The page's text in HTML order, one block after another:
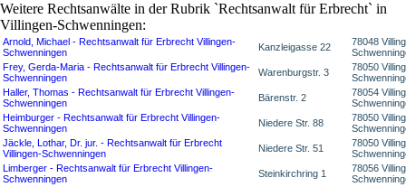
Weitere Rechtsanwälte in der Rubrik `Rechtsanwalt für Erbrecht` in
Villingen-Schwenningen:
Arnold, Michael - Rechtsanwalt für Erbrecht Villingen-
Schwenningen
Kanzleigasse 22
78048
Frey, Gerda-Maria - Rechtsanwalt für Erbrecht Villingen-
Schwenningen
Warenburgstr. 3
78050
Haller, Thomas - Rechtsanwalt für Erbrecht Villingen-
Schwenningen
Bärenstr. 2
78054
Heimburger - Rechtsanwalt für Erbrecht Villingen-
Schwenningen
Niedere Str. 88
78050
Jäckle, Lothar, Dr. jur. - Rechtsanwalt für Erbrecht
Villingen-Schwenningen
Niedere Str. 51
78050
Limberger - Rechtsanwalt für Erbrecht Villingen-
Schwenningen
Steinkirchring 1
78056